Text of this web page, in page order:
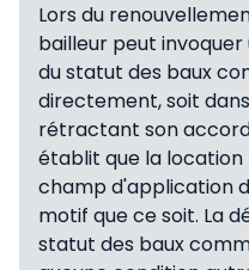
Lors du
bailleur peut
du statut des baux
directement, soit
rétractant son
établit que la
champ d'application
motif que ce soit. La
statut des baux